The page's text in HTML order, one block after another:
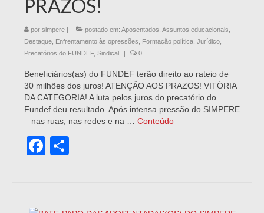
PRAZOS!
por simpere postado em: Aposentados Assuntos educacionais
Destaque
Enfrentamento às opressões Formação política Jurídico
Precatórios do FUNDEF, Sindical 0
Beneficiários(as) do FUNDEF terão direito ao rateio de
30 milhões dos juros! ATENÇÃO AOS PRAZOS! VITÓRIA
DA CATEGORIA! A luta pelos juros do precatório do
Fundef deu resultado. Após intensa pressão do SIMPERE
– nas ruas, nas redes e na … Conteúdo
Facebook